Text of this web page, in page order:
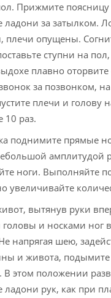
Прижмите поясницу
ладони за затылком.
плечи опущены.
ступни на
плавно
за позвонком,
плечи и голову
10 раз.
поднимите прямые
амплитудой
ноги. Выполняйте
увеличивайте
вытянув руки
и носками ног
напрягая шею,
и живота,
В этом положении
ладони рук, как при